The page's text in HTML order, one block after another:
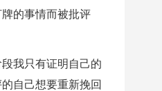
的事情而被批评
我只有证明自己的
自己想要重新挽回